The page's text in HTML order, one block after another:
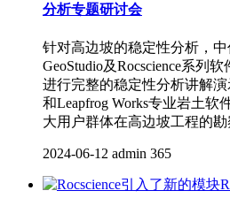
分析专题研讨会
针对高边坡的稳定性分析，
GeoStudio及Rocscience系列
进行完整的稳定性分析讲解
和Leapfrog Works专业岩土软
大用户群体在高边坡工程的勘
2024-06-12 admin 365